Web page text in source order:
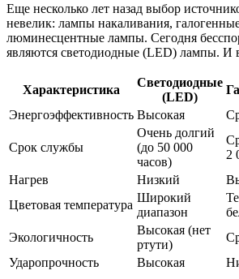
Еще несколько лет назад выбор
невелик: лампы накаливания,
люминесцентные лампы. Сегодня
являются светодиодные (LED) лампы. И
Характеристика
Светодиодные
(LED)
Энергоэффективность Высокая
Срок службы
Очень долгий
(до 50 000
часов)
2
Нагрев
Низкий
Цветовая температура
Широкий
диапазон
Экологичность
Высокая (нет
ртути)
Ударопрочность
Высокая